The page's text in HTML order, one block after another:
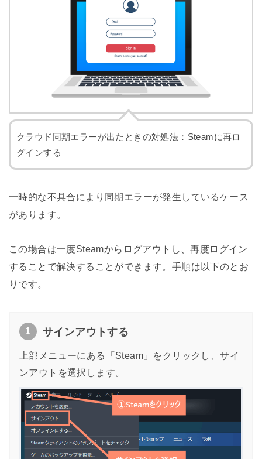
クラウド同期エラーが出たときの対処法：Steamに再ロ
グインする
一時的な不具合により同期エラーが発生しているケース
があります。
この場合は一度Steamからログアウトし、再度ログイン
することで解決することができます。手順は以下のとお
りです。
1 サインアウトする
上部メニューにある「Steam」をクリックし、サイ
ンアウトを選択します。